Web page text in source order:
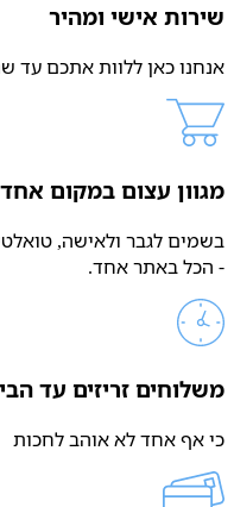
שירות אישי ומהיר
אנחנו כאן ללוות אתכם עד
מגוון עצום במקום אחד
בשמים לגבר ולאישה,
- הכל באתר אחד.
משלוחים זריזים עד
כי אף אחד לא אוהב לחכות